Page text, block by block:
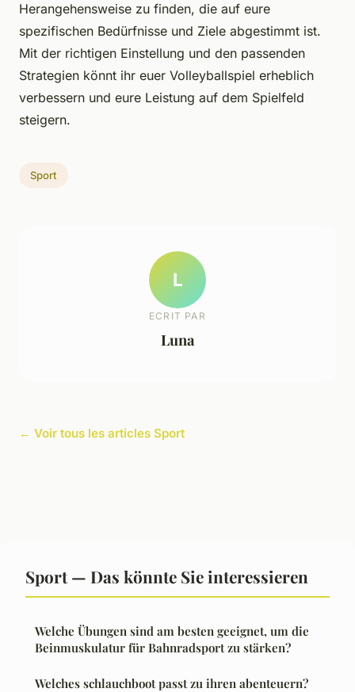
Herangehensweise zu finden, die auf eure
spezifischen Bedürfnisse und Ziele abgestimmt ist.
Mit der richtigen Einstellung und den passenden
Strategien könnt ihr euer Volleyballspiel erheblich
verbessern und eure Leistung auf dem Spielfeld
steigern.
Sport
L
ECRIT PAR
Luna
← Voir tous les articles Sport
Sport — Das könnte Sie interessieren
Welche Übungen sind am besten geeignet, um die
Beinmuskulatur für Bahnradsport zu stärken?
Welches schlauchboot passt zu ihren abenteuern?